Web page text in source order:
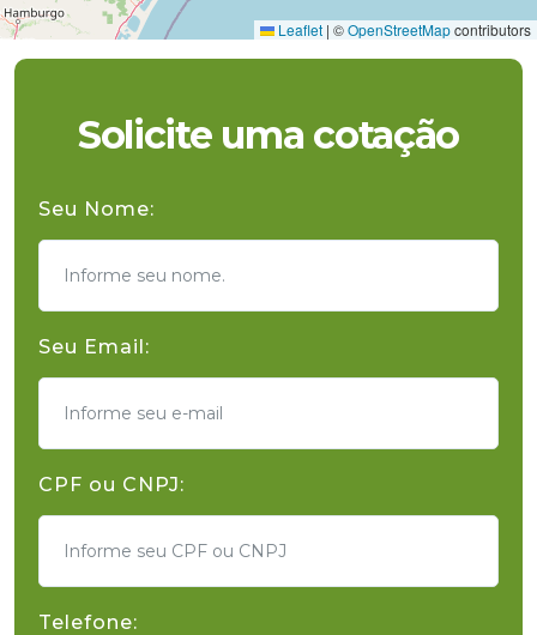
Leaflet | ©OpenStreetMapcontributors
Solicite uma cotação
Seu Nome:
Seu Email:
CPF ou CNPJ:
Telefone: